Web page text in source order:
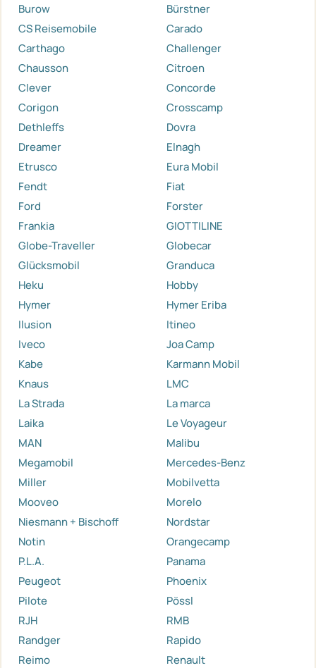
Burow
Bürstner
CS Reisemobile
Carado
Carthago
Challenger
Chausson
Citroen
Clever
Concorde
Corigon
Crosscamp
Dethleffs
Dovra
Dreamer
Elnagh
Etrusco
Eura Mobil
Fendt
Fiat
Ford
Forster
Frankia
GIOTTILINE
Globe-Traveller
Globecar
Glücksmobil
Granduca
Heku
Hobby
Hymer
Hymer Eriba
Ilusion
Itineo
Iveco
Joa Camp
Kabe
Karmann Mobil
Knaus
LMC
La Strada
La marca
Laika
Le Voyageur
MAN
Malibu
Megamobil
Mercedes-Benz
Miller
Mobilvetta
Mooveo
Morelo
Niesmann + Bischoff
Nordstar
Notin
Orangecamp
P.L.A.
Panama
Peugeot
Phoenix
Pilote
Pössl
RJH
RMB
Randger
Rapido
Reimo
Renault